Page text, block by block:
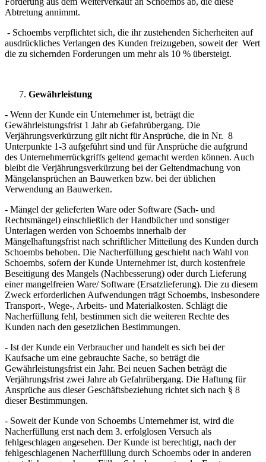
Abtretung annimmt.
- Schoembs verpflichtet sich, die ihr zustehenden Sicherheiten auf
ausdrückliches Verlangen des Kunden freizugeben, soweit der Wert
die zu sichernden Forderungen um mehr als 10 % übersteigt.
Gewährleistung
- Wenn der Kunde ein Unternehmer ist, beträgt die
Gewährleistungsfrist 1 Jahr ab Gefahrübergang. Die
Verjährungsverkürzung gilt nicht für Ansprüche, die in Nr. 8
Unterpunkte 1-3 aufgeführt sind und für Ansprüche die aufgrund
des Unternehmerrückgriffs geltend gemacht werden können. Auch
bleibt die Verjährungsverkürzung bei der Geltendmachung von
Mängelansprüchen an Bauwerken bzw. bei der üblichen
Verwendung an Bauwerken.
- Mängel der gelieferten Ware oder Software (Sach- und
Rechtsmängel) einschließlich der Handbücher und sonstiger
Unterlagen werden von Schoembs innerhalb der
Mängelhaftungsfrist nach schriftlicher Mitteilung des Kunden durch
Schoembs behoben. Die Nacherfüllung geschieht nach Wahl von
Schoembs, sofern der Kunde Unternehmer ist, durch kostenfreie
Beseitigung des Mangels (Nachbesserung) oder durch Lieferung
einer mangelfreien Ware/ Software (Ersatzlieferung). Die zu diesem
Zweck erforderlichen Aufwendungen trägt Schoembs, insbesondere
Transport-, Wege-, Arbeits- und Materialkosten. Schlägt die
Nacherfüllung fehl, bestimmen sich die weiteren Rechte des
Kunden nach den gesetzlichen Bestimmungen.
- Ist der Kunde ein Verbraucher und handelt es sich bei der
Kaufsache um eine gebrauchte Sache, so beträgt die
Gewährleistungsfrist ein Jahr. Bei neuen Sachen beträgt die
Verjährungsfrist zwei Jahre ab Gefahrübergang. Die Haftung für
Ansprüche aus dieser Geschäftsbeziehung richtet sich nach § 8
dieser Bestimmungen.
- Soweit der Kunde von Schoembs Unternehmer ist, wird die
Nacherfüllung erst nach dem 3. erfolglosen Versuch als
fehlgeschlagen angesehen. Der Kunde ist berechtigt, nach der
fehlgeschlagenen Nacherfüllung durch Schoembs oder in anderen